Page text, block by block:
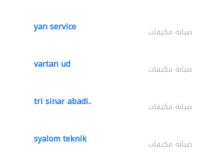
yan service صيانة مكيفات
vartan ud صيانة مكيفات
tri sinar abadi.. صيانة مكيفات
syalom teknik صيانة مكيفات